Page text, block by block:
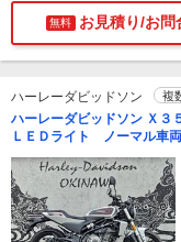
無料 お見積り/お問
ハーレーダビッドソン 複
ハーレーダビッドソン Ｘ
ＬＥＤライト ノーマル車両